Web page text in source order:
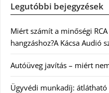
Legutóbbi bejegyzések
Miért számít a minőségi
hangzáshoz?A Kácsa Audió
Autóüveg javítás – miért
Ügyvédi munkadíj: